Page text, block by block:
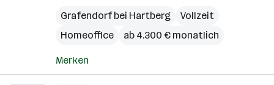
Grafendorf bei Hartberg
Vollzeit
Homeoffice
ab 4.300 € monatlich
Merken